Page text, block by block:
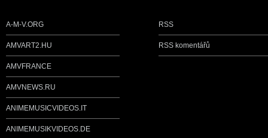
A-M-V.ORG
AMVART2.HU
AMVFRANCE
AMVNEWS.RU
ANIMEMUSICVIDEOS.IT
ANIMEMUSIKVIDEOS.DE
RSS
RSS komentářů